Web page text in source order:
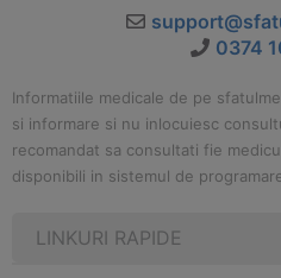
0374
Informatiile medicale de pe
si informare si nu inlocuiesc
recomandat sa consultati fie
disponibili in sistemul de
LINKURI RAPIDE